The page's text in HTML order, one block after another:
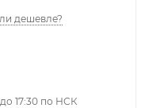
дешевле?
17:30 по НСК